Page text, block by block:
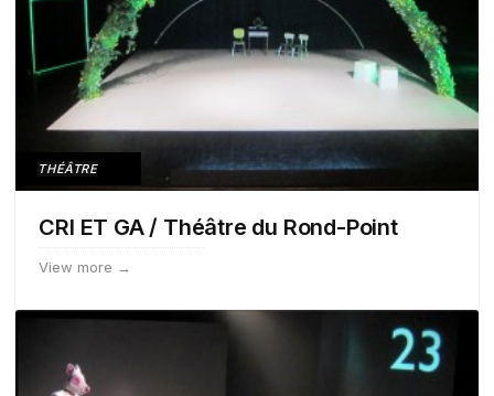
THÉÂTRE
CRI ET GA / Théâtre du Rond-Point
View more →